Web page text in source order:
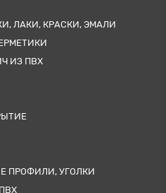
ЛАКИ, КРАСКИ, ЭМАЛИ
ИЗ ПВХ
ПРОФИЛИ, УГОЛКИ